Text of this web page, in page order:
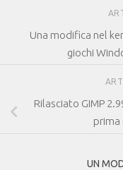
Una modifica nel
giochi
Rilasciato GIMP
prima
UN